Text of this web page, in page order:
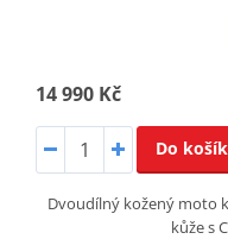
14 990 Kč
Do
Dvoudílný kožený moto
kůže s